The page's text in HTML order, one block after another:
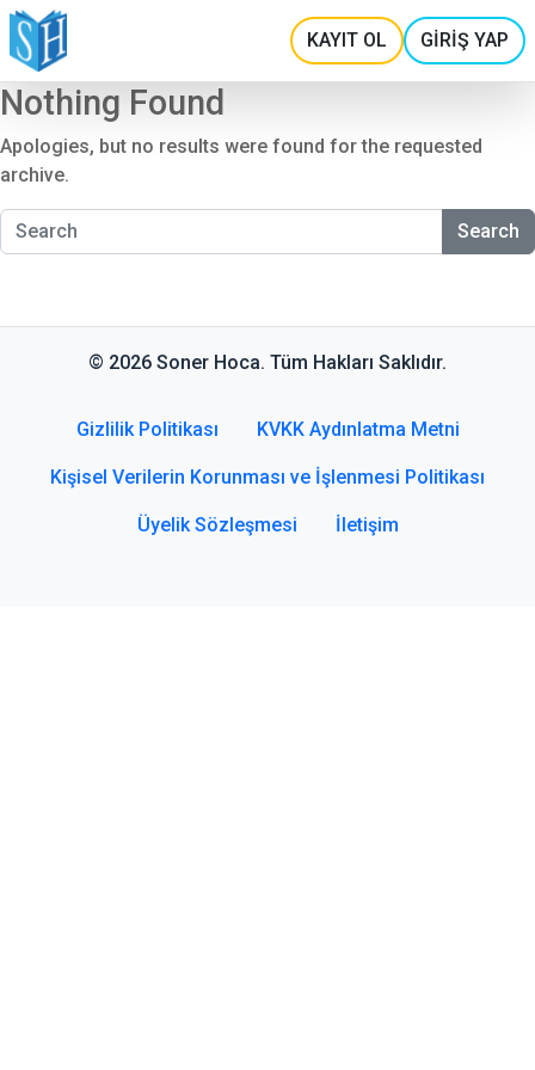
KAYIT OL GİRİŞ YAP
Nothing Found
Apologies, but no results were found for the requested
archive.
Search
© 2026 Soner Hoca. Tüm Hakları Saklıdır.
Gizlilik Politikası KVKK Aydınlatma Metni
Kişisel Verilerin Korunması ve İşlenmesi Politikası
Üyelik Sözleşmesi İletişim